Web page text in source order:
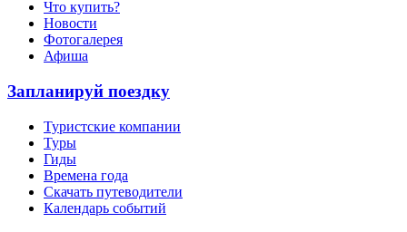
Что купить?
Новости
Фотогалерея
Афиша
Запланируй поездку
Туристские компании
Туры
Гиды
Времена года
Скачать путеводители
Календарь событий